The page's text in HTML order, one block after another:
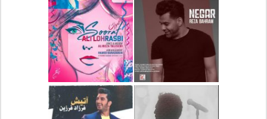
دانلود آلبوم جدید سیروان
خسروی بنام مونولوگ
دانلود آهنگ جدید علیرضا
قربانی بنام خیال خوش
دانلود آهنگ جدید رضا
بهرام بنام نگار
دانلود آهنگ جدید علی
لهراسبی بنام صورت